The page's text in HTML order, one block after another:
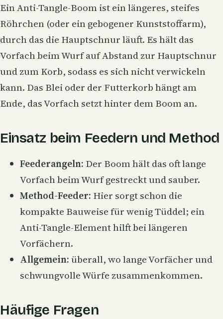
Ein Anti-Tangle-Boom ist ein längeres, steifes
Röhrchen (oder ein gebogener Kunststoffarm),
durch das die Hauptschnur läuft. Es hält das
Vorfach beim Wurf auf Abstand zur Hauptschnur
und zum Korb, sodass es sich nicht verwickeln
kann. Das Blei oder der Futterkorb hängt am
Ende, das Vorfach setzt hinter dem Boom an.
Einsatz beim Feedern und Method
Feederangeln: Der Boom hält das oft lange
Vorfach beim Wurf gestreckt und sauber.
Method-Feeder: Hier sorgt schon die
kompakte Bauweise für wenig Tüddel; ein
Anti-Tangle-Element hilft bei längeren
Vorfächern.
Allgemein:überall, wo lange Vorfächer und
schwungvolle Würfe zusammenkommen.
Häufige Fragen